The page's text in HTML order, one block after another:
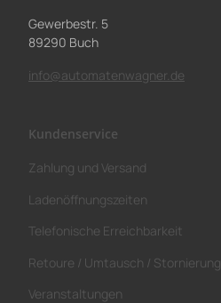
Gewerbestr. 5
89290 Buch
info@automatenwagner.de
Kundenservice
Zahlung und Versand
Ladenöffnungszeiten
Telefonische Erreichbarkeit
Retoure / Umtausch / Stornierung
Veranstaltungen